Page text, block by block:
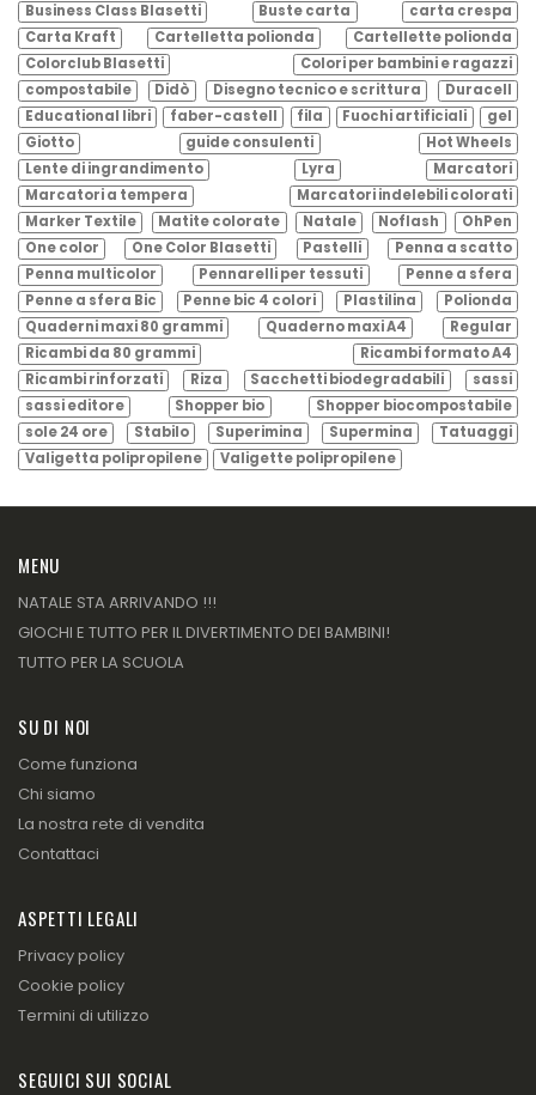
Business Class Blasetti
Buste carta
carta crespa
Carta Kraft
Cartelletta polionda
Cartellette polionda
Colorclub Blasetti
Colori per bambini e ragazzi
compostabile
Didò Disegno tecnico e scrittura
Duracell
Educational libri
faber-castell fila Fuochi artificiali
gel
Giotto
guide consulenti
Hot Wheels
Lente di ingrandimento
Lyra
Marcatori
Marcatori a tempera
Marcatori indelebili colorati
Marker Textile
Matite colorate Natale Noflash
OhPen
One color
One Color Blasetti Pastelli
Penna a scatto
Penna multicolor
Pennarelli per tessuti
Penne a sfera
Penne a sfera Bic
Penne bic 4 colori Plastilina
Polionda
Quaderni maxi 80 grammi
Quaderno maxi A4
Regular
Ricambi da 80 grammi
Ricambi formato A4
Ricambi rinforzati
Riza Sacchetti biodegradabili
sassi
sassi editore
Shopper bio
Shopper biocompostabile
sole 24 ore
Stabilo Superimina Supermina
Tatuaggi
Valigetta polipropilene
Valigette polipropilene
MENU
NATALE STA ARRIVANDO !!!
GIOCHI E TUTTO PER IL DIVERTIMENTO DEI BAMBINI!
TUTTO PER LA SCUOLA
SU DI NOI
Come funziona
Chi siamo
La nostra rete di vendita
Contattaci
ASPETTI LEGALI
Privacy policy
Cookie policy
Termini di utilizzo
SEGUICI SUI SOCIAL